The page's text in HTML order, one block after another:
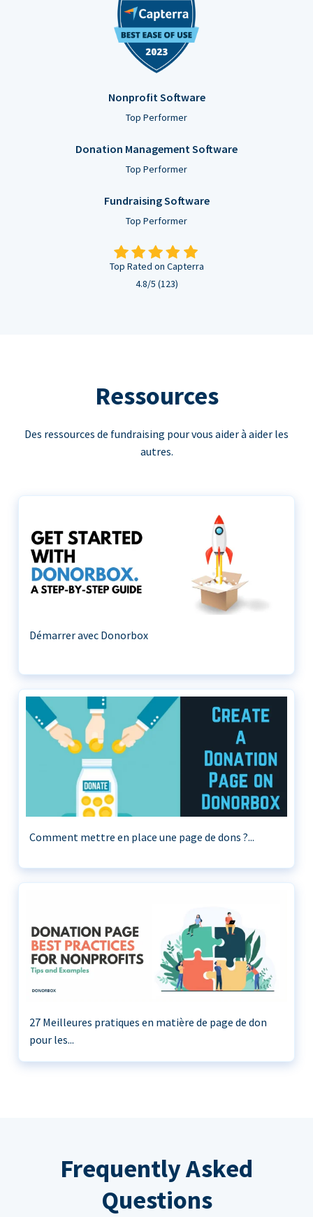
Nonprofit Software
Top Performer
Donation Management Software
Top Performer
Fundraising Software
Top Performer
Top Rated on Capterra
4.8/5 (123)
Ressources
Des ressources de fundraising pour vous aider à aider les
autres.
Démarrer avec Donorbox
Comment mettre en place une page de dons ?...
27 Meilleures pratiques en matière de page de don
pour les...
Frequently Asked
Questions